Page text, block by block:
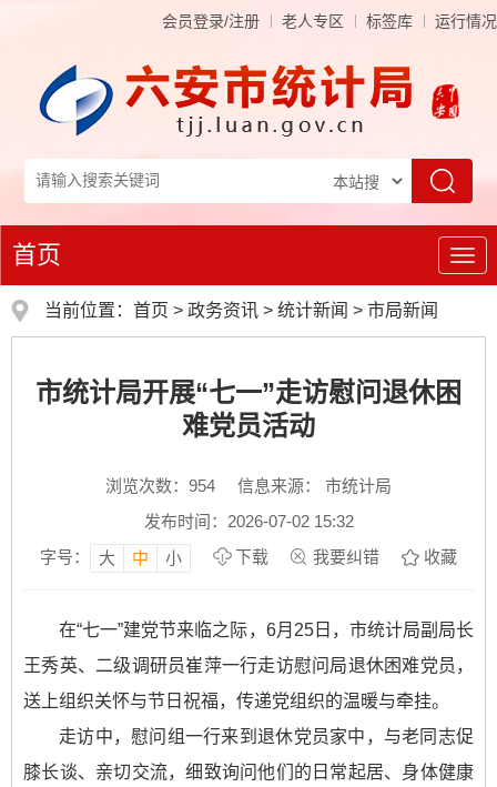
会员登录/注册 老人专区 标签库 运行情况
导
航
首页
当前位置： 首页 > 政务资讯 > 统计新闻 > 市局新闻
市统计局开展“七一”走访慰问退休困
难党员活动
浏览次数： 954
信息来源： 市统计局
发布时间：2026-07-02 15:32
字号：
大 中 小 下载 我要纠错 收藏
在“七一”建党节来临之际，6月25日，市统计局副局长
王秀英、二级调研员崔萍一行走访慰问局退休困难党员，
送上组织关怀与节日祝福，传递党组织的温暖与牵挂。
走访中，慰问组一行来到退休党员家中，与老同志促
膝长谈、亲切交流，细致询问他们的日常起居、身体健康